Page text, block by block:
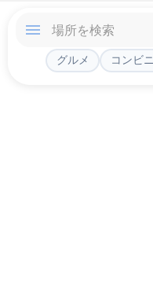
グルメ コンビニ